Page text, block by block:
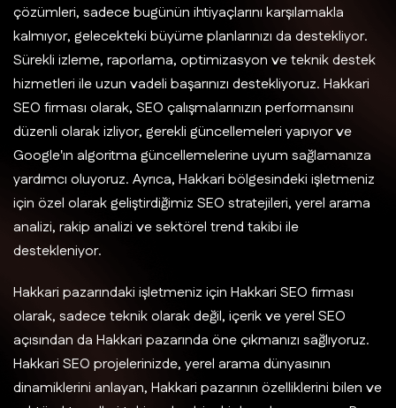
çözümleri, sadece bugünün ihtiyaçlarını karşılamakla
kalmıyor, gelecekteki büyüme planlarınızı da destekliyor.
Sürekli izleme, raporlama, optimizasyon ve teknik destek
hizmetleri ile uzun vadeli başarınızı destekliyoruz. Hakkari
SEO firması olarak, SEO çalışmalarınızın performansını
düzenli olarak izliyor, gerekli güncellemeleri yapıyor ve
Google'ın algoritma güncellemelerine uyum sağlamanıza
yardımcı oluyoruz. Ayrıca, Hakkari bölgesindeki işletmeniz
için özel olarak geliştirdiğimiz SEO stratejileri, yerel arama
analizi, rakip analizi ve sektörel trend takibi ile
destekleniyor.
Hakkari pazarındaki işletmeniz için Hakkari SEO firması
olarak, sadece teknik olarak değil, içerik ve yerel SEO
açısından da Hakkari pazarında öne çıkmanızı sağlıyoruz.
Hakkari SEO projelerinizde, yerel arama dünyasının
dinamiklerini anlayan, Hakkari pazarının özelliklerini bilen ve